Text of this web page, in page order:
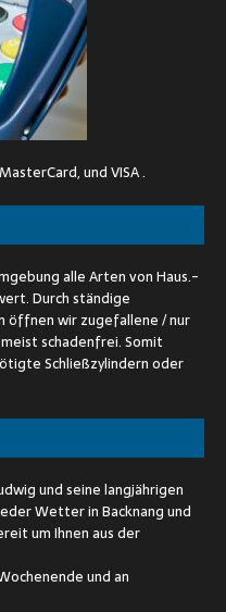
und VISA .
alle Arten von Haus.-
Durch ständige
öffnen wir zugefallene / nur
schadenfrei. Somit
Schließzylindern oder
und seine langjährigen
Wetter in Backnang und
um Ihnen aus der
und an